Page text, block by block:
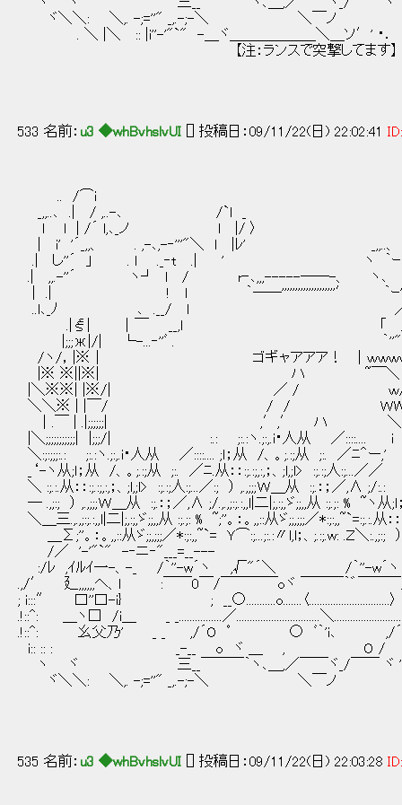
ヾ＼＼: ＼,. -;=''"
. ＼ |＼ :: |i''-'"`" -＿ヾ＿＿＿＿
【注：ランスで突撃してます】
533 名前： u3 ◆whBvhslvUI [] 投稿日：09/11/22(日) 22:02:41 ID:
.. /⌒i
_,,..､ .| / ,..-､ /`l _
l l | /´ l,､_ノ l |/ 〉
| i' '´_,,、 . ,-､,-‐'''"＼ l |ﾚ' _,,..
.| し''´ 」 . l ._‐t .| ' ヽ ｀ｰ
.| ,,.-''´ ヽ┘ l / r‐､,,,-----――-、 ヽ､ 'l
| .| ! l ｀――''''''''''''''''''''′ ｀ｰ',
..l､_ﾉ ､ .__/ l ／ /´ ＿_
.|ξ| ｜￣ __,l 「 ／ー＾＾: ::
|;;;ж|/| └-...‐''ﾞ . ｀''":ｒ :＼:
/ヽ/，|※｜ ゴギャアアア！ ｜ｗｗｗｗｗｗ
|※ ※||※| ハ ~￣＼ ＿＿‘
|＼※※| |※/| ／ / ｗ/:::::::／
＼＼※ | |￣/ / / ＷWWWＷ
｜.￣ | .|;;;;;;| ,′,′ ハ ＼二二
|＼;;;;;;;;;;;| |;;;/| :.: ;:.:ヽ.;:,.i・人从 ／
＼:;:;;;:.: ;:.:ヽ.;:,.i・人从 ／::::.... ;ｌ；从 /、。;.:;从 ;:.
_‘-ヽ从;ｌ；从 /、。;.:;从 ;:. ／ﾆ.从：：:;.:;,:,；、;l,;l> :;.:;
＼ :;.:.从：：:;.:;,:,；、;l,;l> :;.:;人:;...／:; ） ,.,;;;Ｗ＿从 :;.：；／,∧ ;/
― .,;:; ） ,.,;;;Ｗ＿从 :;.：；／,∧ ;/.,.,;:;.:,,l|二|;,:;,ゞ;;,,从 :;.;: % ~ヽ
＼＿三.,.,;:;.:,,l|二|;,:;,ゞ;;,,从 :;.;: % ~;''。：。,,::从ゞ;;,;;;／*:;:,,~`=:;.:.从：
＿Σ;''。：。,,::从ゞ;;,;;;／*:;:,,~`= Ｙ⌒:;...;:.:〃l,l；、;.:;.w: .Ｚ＼:.,;:;
/／ '-'"`" -‐ニ
:/ﾚ ,ｲﾙｲ一-、-_ /｀''-w´ヽ ,√"´＼ /｀''-
.,/′ 廴,,,,,,ヘ、l :￣￣0￣/￣￣￣￣oヾ ￣￣￣｀゛￣￣
; i:::″ 口''口-i} ; __○...........o.......〈..............................〉
.!::^: ＿ヽ□ /i＿ _ _................／...............................＼.............................
.!::^: 幺父乃' _ _ ,/´O ﾟ ○ ﾞ｀'i
i:: :: : _-__ o ヾ ＿ ,
ヽ ヾ 三__￣￣￣｀ヽ､＿,／￣￣ヾ_/￣￣ ヾ ''￣ﾟ
ヾ＼＼: ＼,. -;=''"
535 名前： u3 ◆whBvhslvUI [] 投稿日：09/11/22(日) 22:03:28 ID: